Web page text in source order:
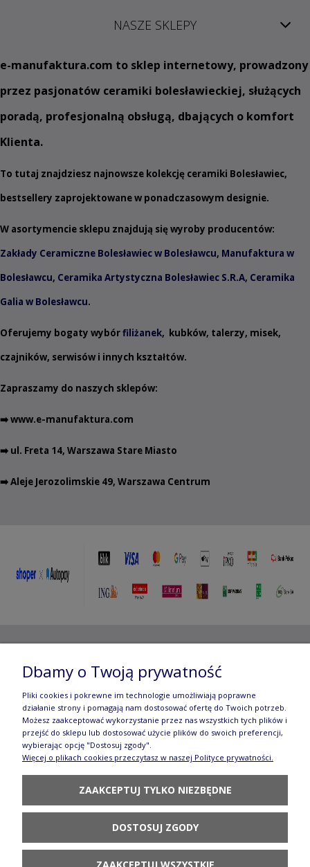
NASZE SKLEPY
e-manufaktura.com to sklep internetowy, prowadzony
przez pasjonatów ceramiki bolesławieckiej, służących
poradą, profesjonalną obsługą, dbających o komfort
Klienta.
To tutaj znajdziesz najnowsze kolekcję ceramiki Bolesławiec,
bestsellery zaprojektowane w ponadczasowym designie.
W asortymencie sklepu znajdują się wyroby producentów:
Zakłady Ceramiczne Bolesławiec w Bolesławcu, Manufaktura w
Bolesławcu, Ceramika Artystyczna Bolesławiec S.R.A, Ceramika
Galia w Bolesławcu.
Oferujemy bogaty wybórfiliżanek, kubków, talerzy, misek,
czajników, serwisów i innych kształtów.
Zapraszamy do naszych sklepów:
➡️www.e-manufaktura.com
➡️ ul. Freta 14, Warszawa Stare Miasto
➡️ Aleje Jerozolimskie 49, Warszawa Centrum
Jerozolimskie 49, 00-696 Warszawa | e-mail:
manufaktura.com|
Wszelkie prawa zastrzeżone. Fotografie oraz opisy zamieszczone
na stronie stanowią własność autora, kopiowanie, edycja,
rozpowszechnianie bez zgody autora zabronione.
Te treści objęte są prawem autorskim, a korzystanie z nich może
być negatywne w skutkach. Jeżeli chcesz uzyskać zgodę, napisz do
nas.
Dbamy o Twoją prywatność
Pliki cookies i pokrewne im technologie umożliwiają poprawne
działanie strony i pomagają nam dostosować ofertę do Twoich potrzeb.
Możesz zaakceptować wykorzystanie przez nas wszystkich tych plików i
przejść do sklepu lub dostosować użycie plików do swoich preferencji,
wybierając opcję "Dostosuj zgody".
Więcej o plikach cookies przeczytasz w naszej Polityce prywatności.
ZAAKCEPTUJ TYLKO NIEZBĘDNE
DOSTOSUJ ZGODY